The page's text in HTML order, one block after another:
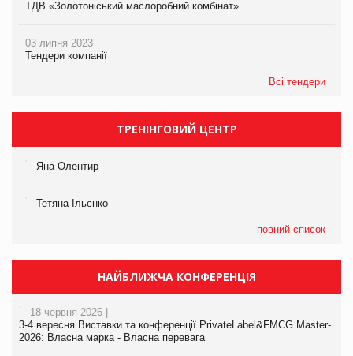
ТДВ «Золотоніський маслоробний комбінат»
03 липня 2023
Тендери компанії
Всі тендери
ТРЕНІНГОВИЙ ЦЕНТР
Яна Олентир
Тетяна Ільєнко
повний список
НАЙБЛИЖЧА КОНФЕРЕНЦІЯ
18 червня 2026 |
3-4 вересня Виставки та конференції PrivateLabel&FMCG Master-
2026: Власна марка - Власна перевага